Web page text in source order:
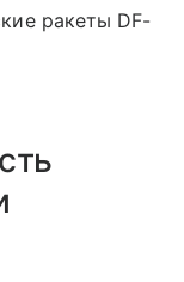
ракеты DF-